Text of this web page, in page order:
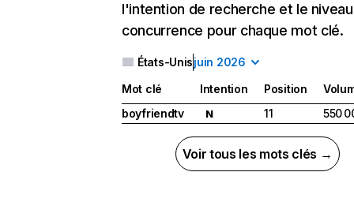
l'intention de recherche et le
concurrence pour chaque mot clé.
États-Unisjuin 2026
Mot clé Intention Position
boyfriendtv
N 11 550
Voir tous les mots clés →